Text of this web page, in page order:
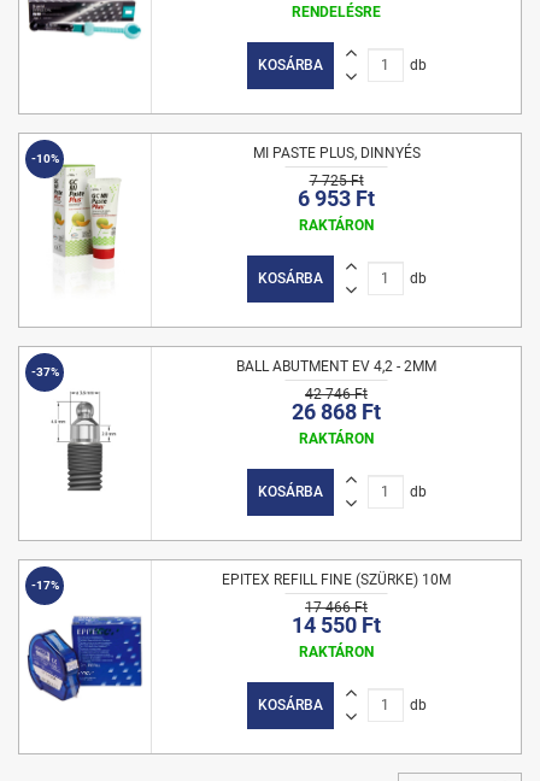
RENDELÉSRE
KOSÁRBA db
-10%
MI PASTE PLUS, DINNYÉS
7 725 Ft
6 953 Ft
RAKTÁRON
KOSÁRBA db
-37%
BALL ABUTMENT EV 4,2 - 2MM
42 746 Ft
26 868 Ft
RAKTÁRON
KOSÁRBA db
-17%
EPITEX REFILL FINE (SZÜRKE) 10M
17 466 Ft
14 550 Ft
RAKTÁRON
KOSÁRBA db